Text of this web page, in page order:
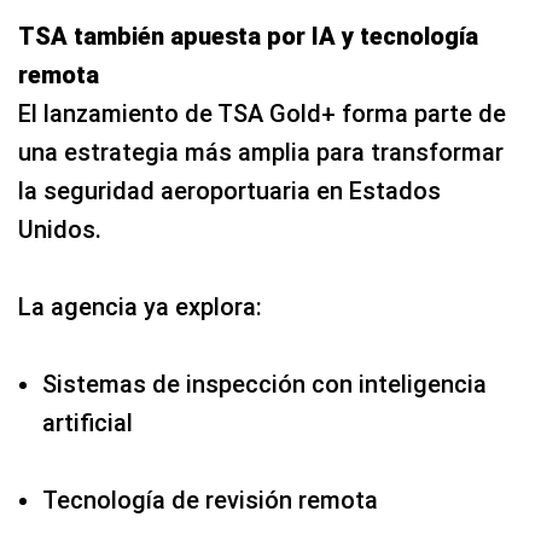
la seguridad aeroportuaria en Estados
Unidos.
La agencia ya explora:
Sistemas de inspección con inteligencia
Procesos automatizados
Herramientas que reduzcan la dependencia